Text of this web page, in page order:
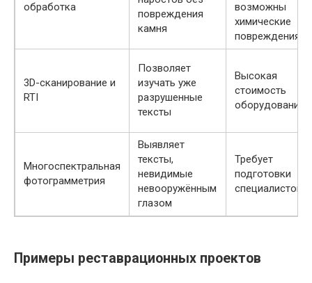
обработка
повреждения
камня
возможны
химические
повреждения
3D-сканирование и
RTI
Позволяет
изучать уже
разрушенные
тексты
Высокая
стоимость
оборудования
Многоспектральная
фотограмметрия
Выявляет
тексты,
невидимые
невооружённым
глазом
Требует
подготовки
специалистов
Примеры реставрационных проектов